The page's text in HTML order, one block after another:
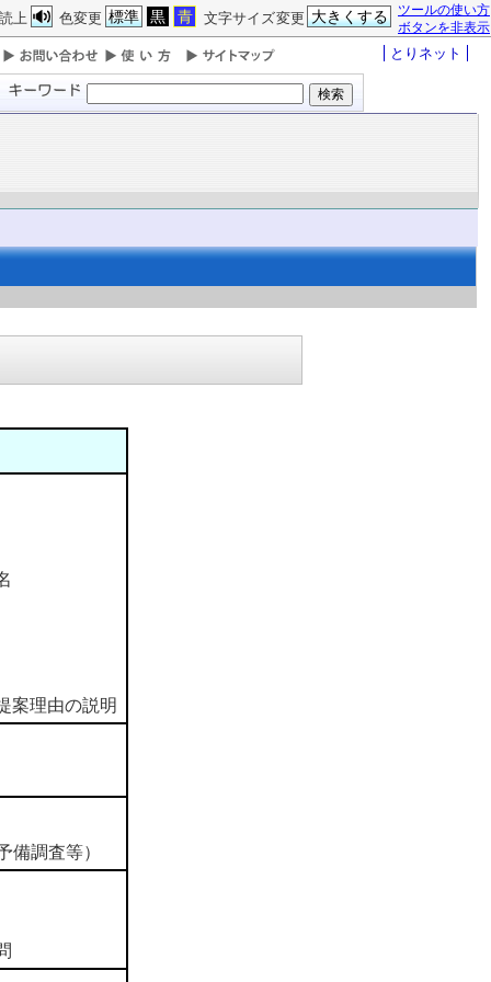
ツールの使い方
ボタンを非表示
文字サイズ変更 大きくする
色変更 標準 黒 青
読上
とりネット
案理由の説明
調査等）